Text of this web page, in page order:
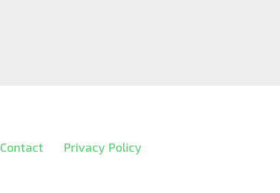
Contact Privacy Policy